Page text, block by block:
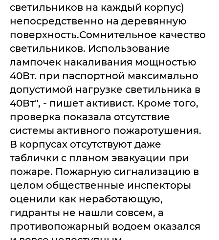
светильников на каждый корпус)
непосредственно на деревянную
поверхность.Сомнительное качество
светильников. Использование
лампочек накаливания мощностью
40Вт. при паспортной максимально
допустимой нагрузке светильника в
40Вт", - пишет активист. Кроме того,
проверка показала отсутствие
системы активного пожаротушения.
В корпусах отсутствуют даже
таблички с планом эвакуации при
пожаре. Пожарную сигнализацию в
целом общественные инспекторы
оценили как неработающую,
гидранты не нашли совсем, а
противопожарный водоем оказался